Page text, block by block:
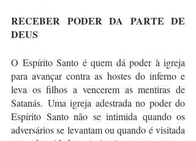
RECEBER PODER DA PARTE DE
DEUS
O Espírito Santo é quem dá poder à igreja
para avançar contra as hostes do inferno e
leva os filhos a vencerem as mentiras de
Satanás. Uma igreja adestrada no poder do
Espírito Santo não se intimida quando os
adversários se levantam ou quando é visitada